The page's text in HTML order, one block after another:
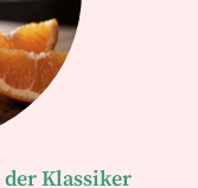
Klassiker